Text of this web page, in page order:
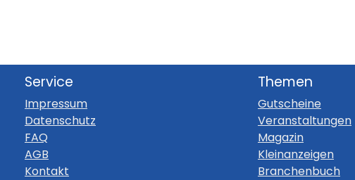
Service
Impressum
Datenschutz
FAQ
AGB
Kontakt
Themen
Gutscheine
Veranstaltungen
Magazin
Kleinanzeigen
Branchenbuch